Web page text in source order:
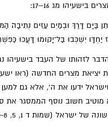
בישעיהו מג 16–17:
בַּיָּם דָּרֶךְ וּבְמַיִם עַזִּים נְתִיבָה׃
יַחְדָּו יִשְׁכְּבוּ בַּל־יָקוּמוּ דָּעֲכוּ
לזהותו של העבד בישעיהו
ידעו את ה', אלא גם למען
מוטיב חשוב נוסף הממסגר את